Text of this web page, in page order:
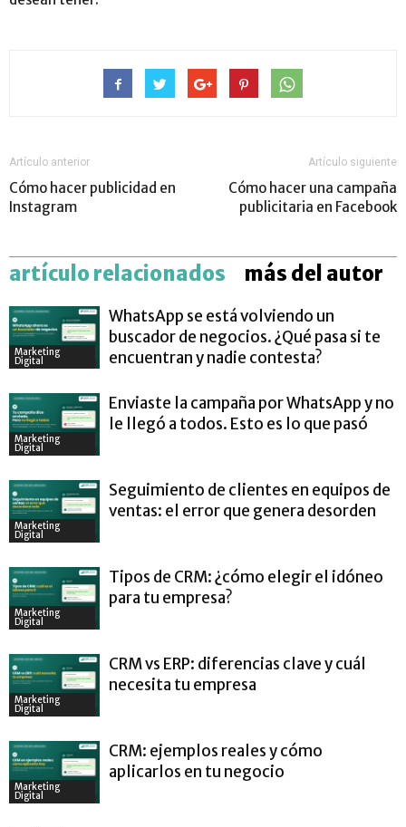
Artículo anterior
Cómo hacer publicidad en
Instagram
Artículo siguiente
Cómo hacer una campaña
publicitaria en Facebook
artículo relacionados más del autor
Marketing
Digital
WhatsApp se está volviendo un
buscador de negocios. ¿Qué pasa si te
encuentran y nadie contesta?
Marketing
Digital
Enviaste la campaña por WhatsApp y no
le llegó a todos. Esto es lo que pasó
Marketing
Digital
Seguimiento de clientes en equipos de
ventas: el error que genera desorden
Marketing
Digital
Tipos de CRM: ¿cómo elegir el idóneo
para tu empresa?
Marketing
Digital
CRM vs ERP: diferencias clave y cuál
necesita tu empresa
Marketing
Digital
CRM: ejemplos reales y cómo
aplicarlos en tu negocio